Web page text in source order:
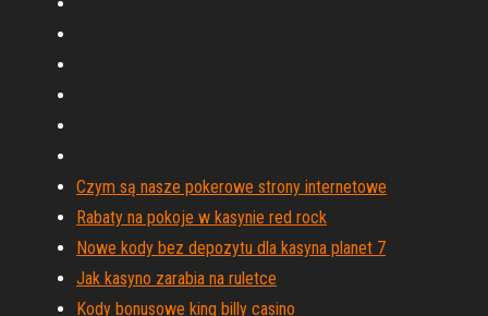
Czym są nasze pokerowe strony internetowe
Rabaty na pokoje w kasynie red rock
Nowe kody bez depozytu dla kasyna planet 7
Jak kasyno zarabia na ruletce
Kody bonusowe king billy casino